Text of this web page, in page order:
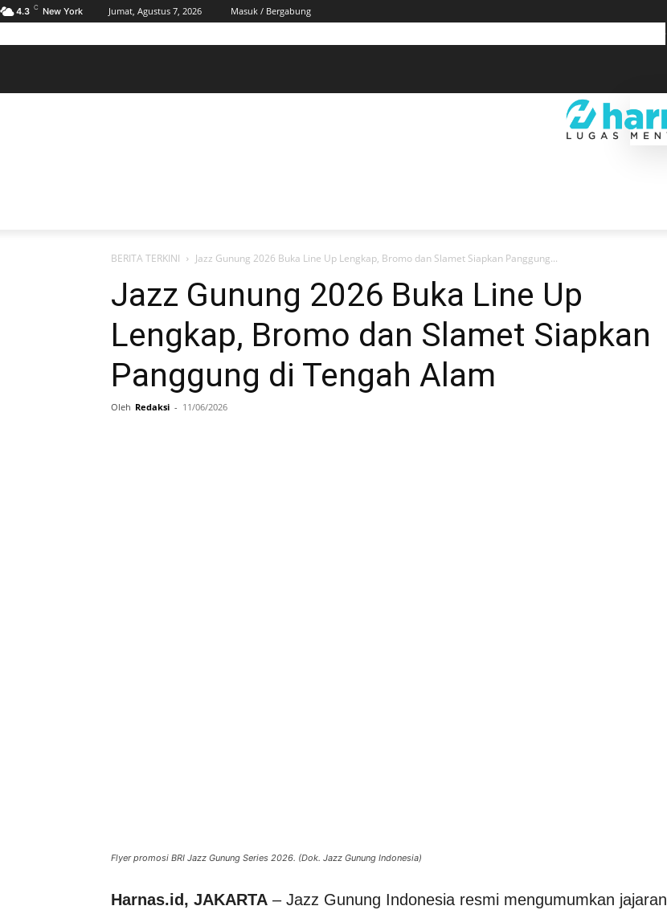
4.3 C New York Jumat, Agustus 7, 2026
Masuk / Bergabung
BERITA TERKINI Jazz Gunung 2026 Buka Line Up Lengkap, Bromo dan Slamet Siapkan Panggung...
Jazz Gunung 2026 Buka Line Up
Lengkap, Bromo dan Slamet Siapkan
Panggung di Tengah Alam
Oleh Redaksi - 11/06/2026
Flyer promosi BRI Jazz Gunung Series 2026. (Dok. Jazz Gunung Indonesia)
Harnas.id, JAKARTA – Jazz Gunung Indonesia resmi mengumumkan jajaran